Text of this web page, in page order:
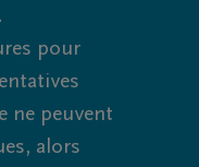
pour
ne peuvent
alors